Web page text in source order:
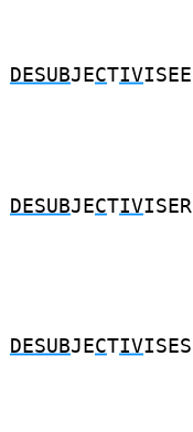
DESUBJECTIVISEE
DESUBJECTIVISER
DESUBJECTIVISES